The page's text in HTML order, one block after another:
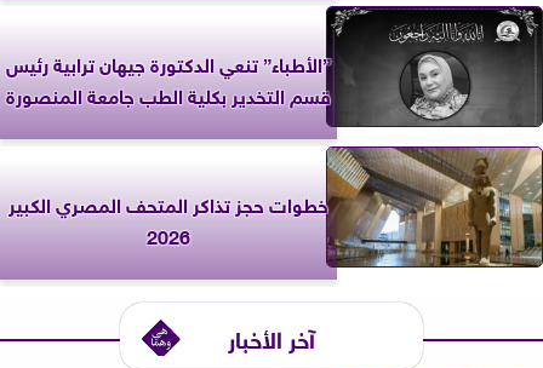
”الأطباء” تنعي الدكتورة جيهان ترابية رئيس
قسم التخدير بكلية الطب جامعة المنصورة
خطوات حجز تذاكر المتحف المصري الكبير
2026
آخر الأخبار